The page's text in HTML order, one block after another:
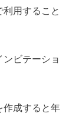
用すること
ビテーショ
作成すると年